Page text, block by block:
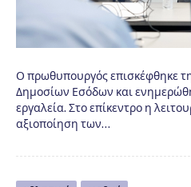
Ο πρωθυπουργός επισκέφθηκε
Δημοσίων Εσόδων και
εργαλεία. Στο επίκεντρο η
αξιοποίηση των…